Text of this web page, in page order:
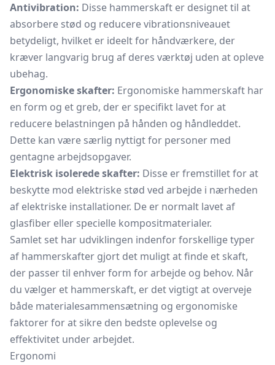
Antivibration: Disse hammerskaft er designet til at
absorbere stød og reducere vibrationsniveauet
betydeligt, hvilket er ideelt for håndværkere, der
kræver langvarig brug af deres værktøj uden at opleve
ubehag.
Ergonomiske skafter: Ergonomiske hammerskaft har
en form og et greb, der er specifikt lavet for at
reducere belastningen på hånden og håndleddet.
Dette kan være særlig nyttigt for personer med
gentagne arbejdsopgaver.
Elektrisk isolerede skafter: Disse er fremstillet for at
beskytte mod elektriske stød ved arbejde i nærheden
af elektriske installationer. De er normalt lavet af
glasfiber eller specielle kompositmaterialer.
Samlet set har udviklingen indenfor forskellige typer
af hammerskafter gjort det muligt at finde et skaft,
der passer til enhver form for arbejde og behov. Når
du vælger et hammerskaft, er det vigtigt at overveje
både materialesammensætning og ergonomiske
faktorer for at sikre den bedste oplevelse og
effektivitet under arbejdet.
Ergonomi